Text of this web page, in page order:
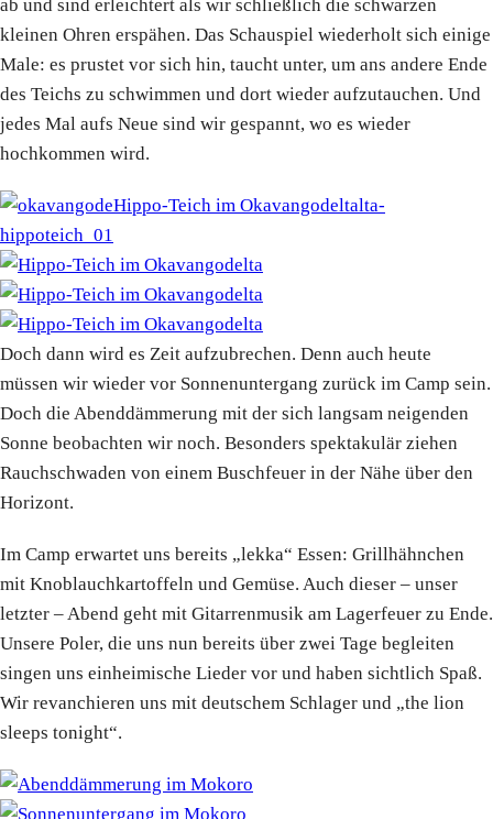
ab und sind erleichtert als wir schließlich die schwarzen
kleinen Ohren erspähen. Das Schauspiel wiederholt sich einige
Male: es prustet vor sich hin, taucht unter, um ans andere Ende
des Teichs zu schwimmen und dort wieder aufzutauchen. Und
jedes Mal aufs Neue sind wir gespannt, wo es wieder
hochkommen wird.
Doch dann wird es Zeit aufzubrechen. Denn auch heute
müssen wir wieder vor Sonnenuntergang zurück im Camp sein.
Doch die Abenddämmerung mit der sich langsam neigenden
Sonne beobachten wir noch. Besonders spektakulär ziehen
Rauchschwaden von einem Buschfeuer in der Nähe über den
Horizont.
Im Camp erwartet uns bereits „lekka“ Essen: Grillhähnchen
mit Knoblauchkartoffeln und Gemüse. Auch dieser – unser
letzter – Abend geht mit Gitarrenmusik am Lagerfeuer zu Ende.
Unsere Poler, die uns nun bereits über zwei Tage begleiten
singen uns einheimische Lieder vor und haben sichtlich Spaß.
Wir revanchieren uns mit deutschem Schlager und „the lion
sleeps tonight“.